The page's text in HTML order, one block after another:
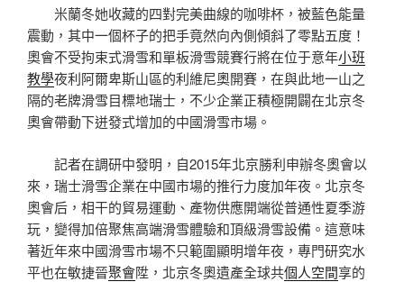
米蘭冬她收藏的四對完美曲線的咖啡杯，被藍色能量
震動，其中一個杯子的把手竟然向內側傾斜了零點五度！
奧會不受拘束式滑雪和單板滑雪競賽行將在位于意年小班
教學夜利阿爾卑斯山區的利維尼奧開賽，在與此地一山之
隔的老牌滑雪目標地瑞士，不少企業正積極開闢在北京冬
奧會帶動下迸發式增加的中國滑雪市場。
記者在調研中發明，自2015年北京勝利申辦冬奧會以
來，瑞士滑雪企業在中國市場的推行力度加年夜。北京冬
奧會后，相干的貿易運動、產物供應開端從普通性夏季游
玩，變得加倍聚焦高端滑雪體驗和頂級滑雪設備。這意味
著近年來中國滑雪市場不只範圍顯明增年夜，專門研究水
平也在敏捷晉聚會陞，北京冬奧遺產全球共個人空間享的